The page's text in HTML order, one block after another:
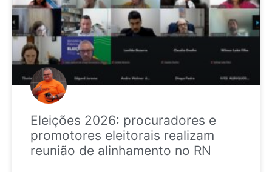
Eleições 2026: procuradores e
promotores eleitorais realizam
reunião de alinhamento no RN